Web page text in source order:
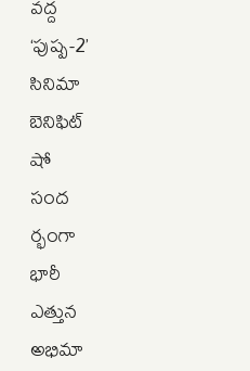
‘పుష్ప-2’
సినిమా
బెనిఫిట్
షో
సంద
ర్భంగా
భారీ
ఎత్తున
అభిమా